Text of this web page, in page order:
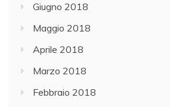
Giugno 2018
Maggio 2018
Aprile 2018
Marzo 2018
Febbraio 2018